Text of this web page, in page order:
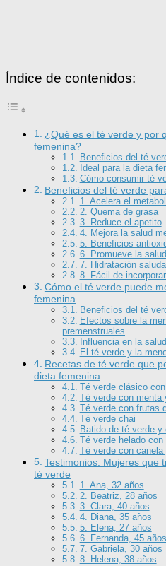
Índice de contenidos:
¿Qué es el té verde y por
femenina?
Beneficios del té
Ideal para la dieta
Cómo consumir té
Beneficios del té verde
1. Acelera el
2. Quema de grasa
3. Reduce el apetito
4. Mejora la salud
5. Beneficios
6. Promueve la
7. Hidratación
8. Fácil de
Cómo el té verde puede
femenina
Beneficios del té
Efectos sobre la
premenstruales
Influencia en la
El té verde y la
Recetas de té verde que
dieta femenina
Té verde clásico
Té verde con menta
Té verde con frutas
Té verde chai
Batido de té verde y
Té verde helado
Té verde con
Testimonios: Mujeres que
té verde
1. Ana, 32 años
2. Beatriz, 28 años
3. Clara, 40 años
4. Diana, 35 años
5. Elena, 27 años
6. Fernanda, 45 años
7. Gabriela, 30 años
8. Helena, 38 años